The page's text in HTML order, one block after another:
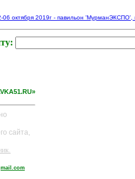
06 октября 2019г - павильон 'МурманЭКСПО',
сайта,